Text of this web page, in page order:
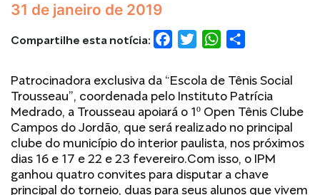
31 de janeiro de 2019
Compartilhe esta notícia: FACEBOOK
TWITTERWHATSAPP
Patrocinadora exclusiva da “Escola de Tênis Social
Trousseau”, coordenada pelo Instituto Patrícia
Medrado, a Trousseau apoiará o 1º Open Tênis Clube
Campos do Jordão, que será realizado no principal
clube do município do interior paulista, nos próximos
dias 16 e 17 e 22 e 23 fevereiro.Com isso, o IPM
ganhou quatro convites para disputar a chave
principal do torneio, duas para seus alunos que vivem